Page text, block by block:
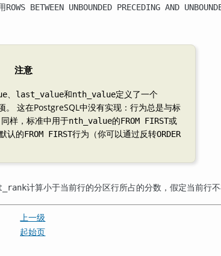
ROWS BETWEEN UNBOUNDED PRECEDING AND
注意
、 last_value和nth_value定义了一个
。 这在PostgreSQL中没有实现：行为总是与标
样，标准中用于nth_value的FROM FIRST或
认的FROM FIRST行为（你可以通过反转ORDER
计算小于当前行的分区行所占的分数，假定当前行不
上一级
起始页